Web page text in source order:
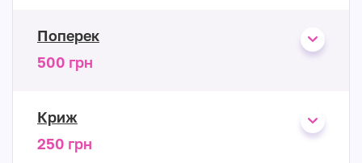
Поперек
500 грн
Криж
250 грн